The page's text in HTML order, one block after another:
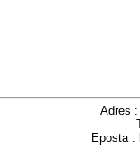
Adres
Eposta :